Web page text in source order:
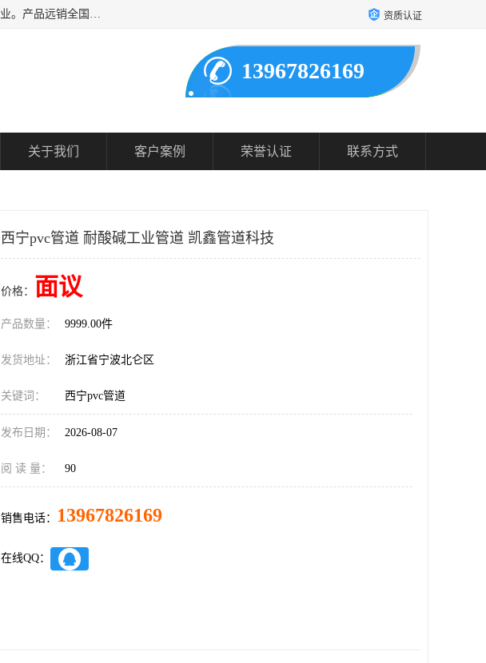
凯鑫管道科技有限公司是一家专业生产PPH、CPVC各类塑料阀门、塑料管道等非金属防腐化工设备的大型企业。产品远销全国三十一个省、市、自治区,广泛应用于化工、石油、氯碱、染料、制药、农药等行业，深受广大用户欢迎，是目前国内生产化工泵、阀门规模较大的生产基地之一。 资质认证
13967826169
关于我们 客户案例 荣誉认证 联系方式
西宁pvc管道 耐酸碱工业管道 凯鑫管道科技
价格： 面议
产品数量： 9999.00件
发货地址： 浙江省宁波北仑区
关键词： 西宁pvc管道
发布日期： 2026-08-07
阅 读 量： 90
销售电话： 13967826169
在线QQ：